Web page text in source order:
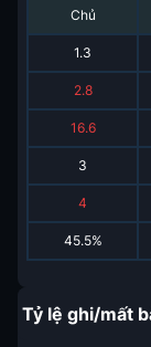
Chủ
1.3
2.8
16.6
3
4
45.5%
Tỷ lệ ghi/mất